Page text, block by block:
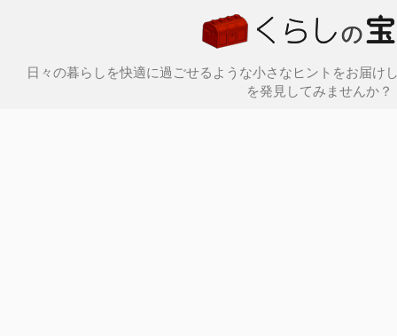
日々の暮らしを快適に過ごせるような小さなヒントをお届け
を発見してみませんか？